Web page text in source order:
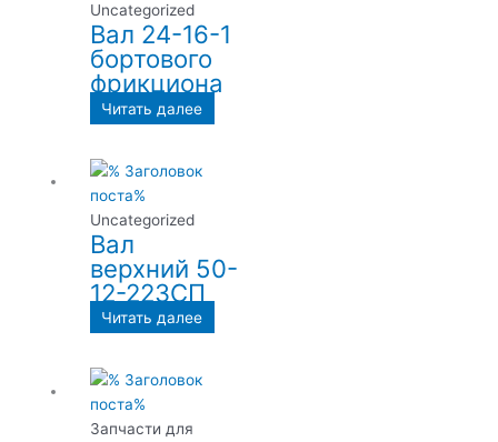
Uncategorized
Вал 24-16-1
бортового
фрикциона
Читать далее
Uncategorized
Вал
верхний 50-
12-223СП
Читать далее
Запчасти для